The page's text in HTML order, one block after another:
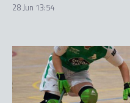
28 Jun 13:54